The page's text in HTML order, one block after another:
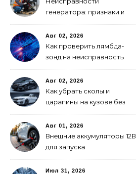
генератора: признаки и
Авг 02, 2026
Как проверить лямбда-
зонд на неисправность
Авг 02, 2026
Как убрать сколы и
царапины на кузове без
Авг 01, 2026
Внешние аккумуляторы 12В
для запуска
выбрать
Июл 31, 2026